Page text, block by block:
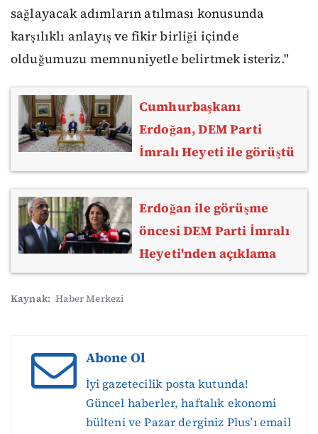
sağlayacak adımların atılması konusunda
karşılıklı anlayış ve fikir birliği içinde
olduğumuzu memnuniyetle belirtmek isteriz."
Cumhurbaşkanı
Erdoğan, DEM Parti
İmralı Heyeti ile görüştü
Erdoğan ile görüşme
öncesi DEM Parti İmralı
Heyeti'nden açıklama
Kaynak: Haber Merkezi
Abone Ol
İyi gazetecilik posta kutunda!
Güncel haberler, haftalık ekonomi
bülteni ve Pazar derginiz Plus’ı email